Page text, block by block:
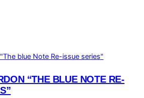
“THE BLUE NOTE RE-